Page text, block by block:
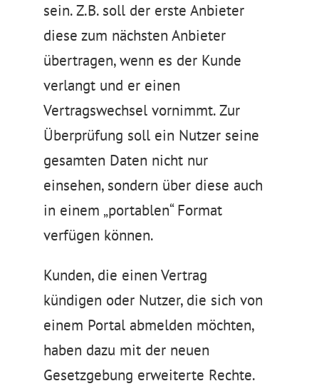
sein. Z.B. soll der erste Anbieter
diese zum nächsten Anbieter
übertragen, wenn es der Kunde
verlangt und er einen
Vertragswechsel vornimmt. Zur
Überprüfung soll ein Nutzer seine
gesamten Daten nicht nur
einsehen, sondern über diese auch
in einem „portablen“ Format
verfügen können.
Kunden, die einen Vertrag
kündigen oder Nutzer, die sich von
einem Portal abmelden möchten,
haben dazu mit der neuen
Gesetzgebung erweiterte Rechte.